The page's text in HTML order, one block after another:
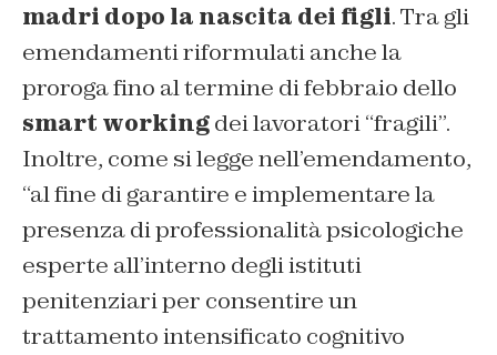
madri dopo la nascita dei figli. Tra gli
emendamenti riformulati anche la
proroga fino al termine di febbraio dello
smart workingdei lavoratori “fragili”.
Inoltre, come si legge nell’emendamento,
“al fine di garantire e implementare la
presenza di professionalità psicologiche
esperte all’interno degli istituti
penitenziari per consentire un
trattamento intensificato cognitivo